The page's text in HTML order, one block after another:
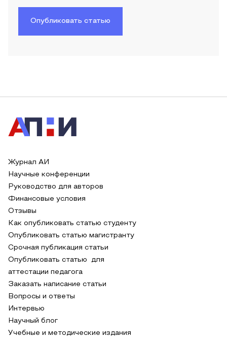
Опубликовать статью
Журнал АИ
Научные конференции
Руководство для авторов
Финансовые условия
Отзывы
Как опубликовать статью студенту
Опубликовать статью магистранту
Срочная публикация статьи
Опубликовать статью для
аттестации педагога
Заказать написание статьи
Вопросы и ответы
Интервью
Научный блог
Учебные и методические издания